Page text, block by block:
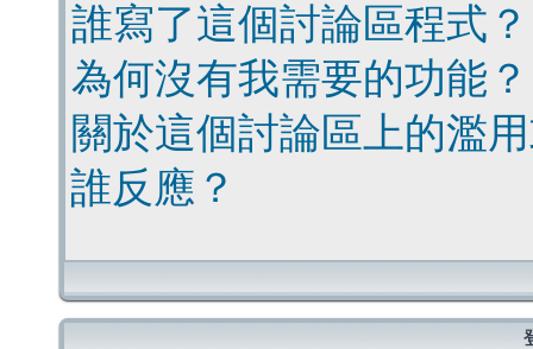
誰寫了這個討論區程式？
為何沒有我需要的功能？
關於這個討論區上的濫
誰反應？